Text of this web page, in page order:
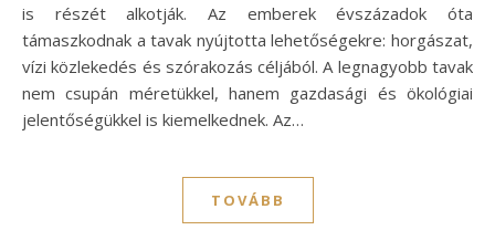
is részét alkotják. Az emberek évszázadok óta
támaszkodnak a tavak nyújtotta lehetőségekre: horgászat,
vízi közlekedés és szórakozás céljából. A legnagyobb tavak
nem csupán méretükkel, hanem gazdasági és ökológiai
jelentőségükkel is kiemelkednek. Az…
TOVÁBB